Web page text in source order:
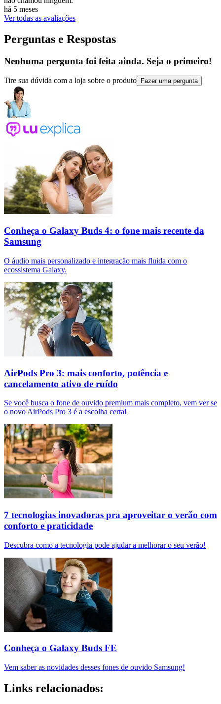
há 5 meses
Ver todas as avaliações
Perguntas e Respostas
Nenhuma pergunta foi feita ainda. Seja o primeiro!
Tire sua dúvida com a loja sobre o produto Fazer uma pergunta
Conheça o Galaxy Buds 4: o fone mais recente da
Samsung
O áudio mais personalizado e integração mais fluida com o
ecossistema Galaxy.
AirPods Pro 3: mais conforto, potência e
cancelamento ativo de ruído
Se você busca o fone de ouvido premium mais completo, vem ver se
o novo AirPods Pro 3 é a escolha certa!
7 tecnologias inovadoras pra aproveitar o verão com
conforto e praticidade
Descubra como a tecnologia pode ajudar a melhorar o seu verão!
Conheça o Galaxy Buds FE
Vem saber as novidades desses fones de ouvido Samsung!
Links relacionados: